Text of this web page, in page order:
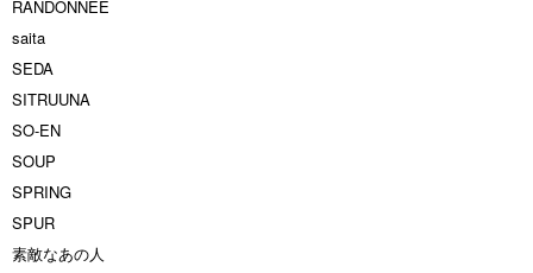
RANDONNEE
saita
SEDA
SITRUUNA
SO-EN
SOUP
SPRING
SPUR
素敵なあの人